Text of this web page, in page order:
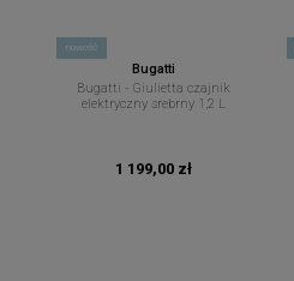
nowość
Bugatti
Bugatti - Giulietta czajnik
elektryczny srebrny 1,2 L
1 199,00 zł